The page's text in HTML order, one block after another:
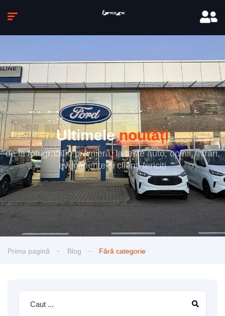
Ultimelenoutăți
de la fotografii în premieră, la teste auto, opinii, livrări,
evenimente și clienți fericiți
Prima pagină Blog Fără categorie